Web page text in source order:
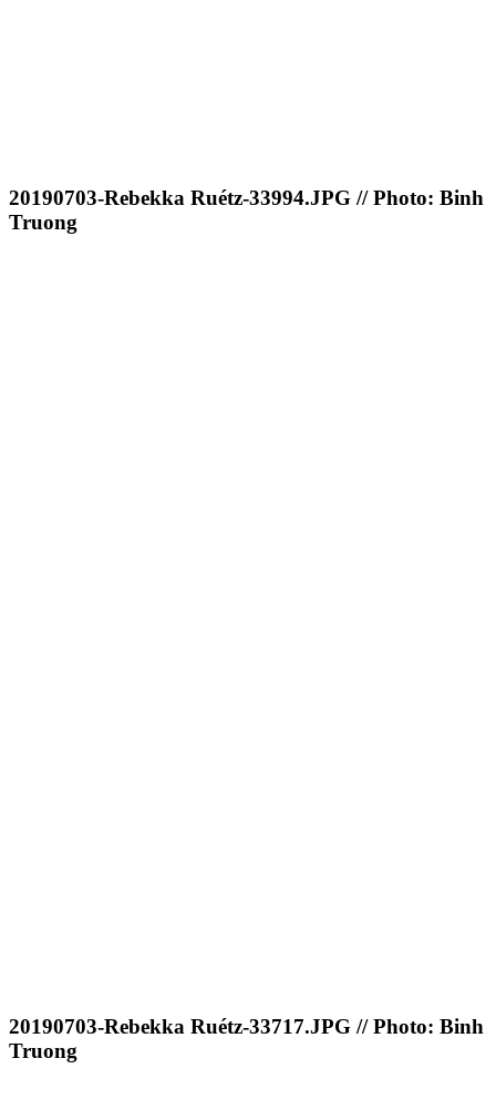
20190703-Rebekka Ruétz-33994.JPG // Photo: Binh
Truong
20190703-Rebekka Ruétz-33717.JPG // Photo: Binh
Truong